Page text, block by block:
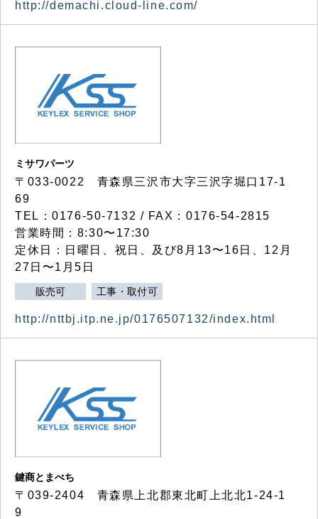
http://demachi.cloud-line.com/
ミサワパーツ
〒033-0022 青森県三沢市大字三沢字堀口17-1
69
TEL：0176-50-7132 / FAX：0176-54-2815
営業時間：8:30〜17:30
定休日：日曜日、祝日、及び8月13〜16日、12月
27日〜1月5日
販売可 工事・取付可
http://nttbj.itp.ne.jp/0176507132/index.html
鍵商とまべち
〒039-2404 青森県上北郡東北町上北北1-24-1
9